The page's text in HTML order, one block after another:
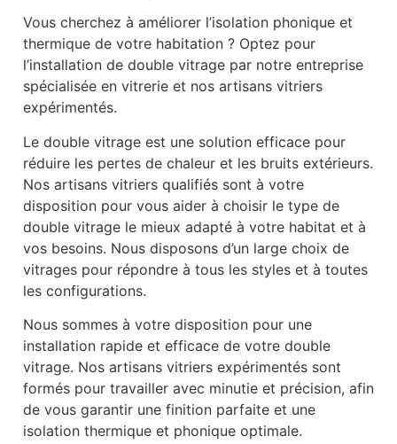
Vous cherchez à améliorer l’isolation phonique et
thermique de votre habitation ? Optez pour
l’installation de double vitrage par notre entreprise
spécialisée en vitrerie et nos artisans vitriers
expérimentés.
Le double vitrage est une solution efficace pour
réduire les pertes de chaleur et les bruits extérieurs.
Nos artisans vitriers qualifiés sont à votre
disposition pour vous aider à choisir le type de
double vitrage le mieux adapté à votre habitat et à
vos besoins. Nous disposons d’un large choix de
vitrages pour répondre à tous les styles et à toutes
les configurations.
Nous sommes à votre disposition pour une
installation rapide et efficace de votre double
vitrage. Nos artisans vitriers expérimentés sont
formés pour travailler avec minutie et précision, afin
de vous garantir une finition parfaite et une
isolation thermique et phonique optimale.